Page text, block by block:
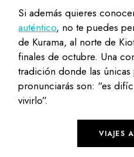
Si además quieres
auténtico, no te puedes
de Kurama, al norte de
finales de octubre. Una
tradición donde las únicas
pronunciarás son: “es
vivirlo”.
VIAJES